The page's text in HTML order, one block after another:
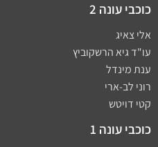
כוכבי עונה 2
אלי צאיג
עו"ד גיא הרשקוביץ
ענת מינדל
רוני לב-ארי
קטי דויטש
כוכבי עונה 1